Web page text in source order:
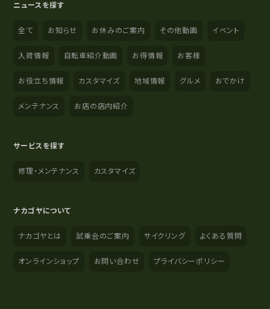
ニュースを探す
全て お知らせ お休みのご案内 その他動画 イベント
入荷情報 自転車紹介動画 お得情報 お客様
お役立ち情報 カスタマイズ 地域情報 グルメ おでかけ
メンテナンス お店の店内紹介
サービスを探す
修理・メンテナンス カスタマイズ
ナカゴヤについて
ナカゴヤとは 試乗会のご案内 サイクリング よくある質問
オンラインショップ お問い合わせ プライバシーポリシー